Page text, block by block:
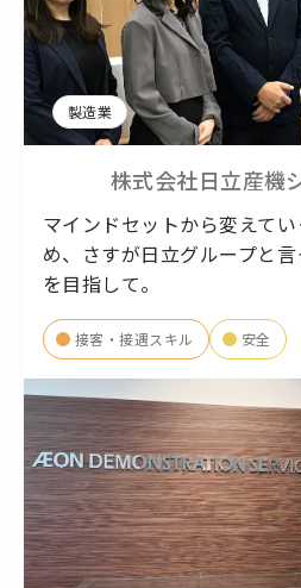
製造業
株式会社日立産機
マインドセットから変えて
め、さすが日立グループと
を目指して。
接客・接遇スキル 安全